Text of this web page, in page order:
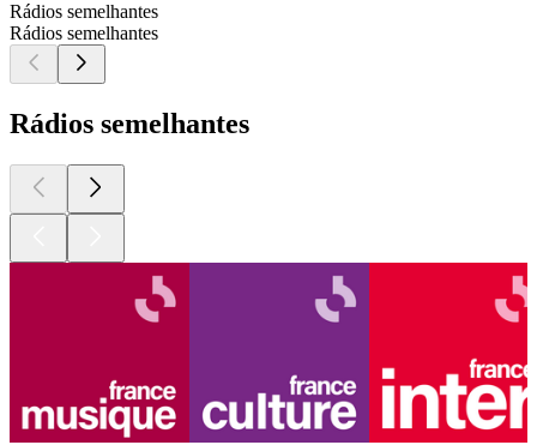
Rádios semelhantes
Rádios semelhantes
Rádios semelhantes